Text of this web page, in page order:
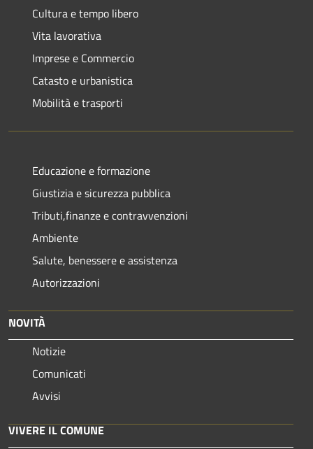
Cultura e tempo libero
Vita lavorativa
Imprese e Commercio
Catasto e urbanistica
Mobilità e trasporti
Educazione e formazione
Giustizia e sicurezza pubblica
Tributi,finanze e contravvenzioni
Ambiente
Salute, benessere e assistenza
Autorizzazioni
NOVITÀ
Notizie
Comunicati
Avvisi
VIVERE IL COMUNE